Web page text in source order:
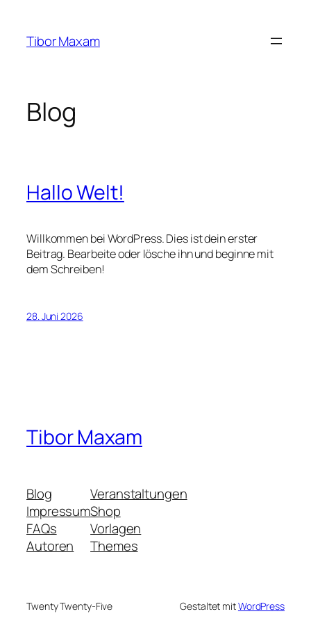
springen
Tibor Maxam
Blog
Hallo Welt!
Willkommen bei WordPress. Dies ist dein erster
Beitrag. Bearbeite oder lösche ihn und beginne mit
dem Schreiben!
28. Juni 2026
Tibor Maxam
Blog
Impressum
FAQs
Autoren
Veranstaltungen
Shop
Vorlagen
Themes
Twenty Twenty-Five Gestaltet mitWordPress